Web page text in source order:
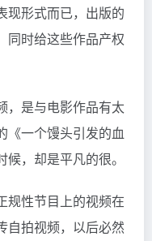
现形式而已，出版的
同时给这些作品产权
，是与电影作品有太
《一个馒头引发的血
，却是平凡的很。
规性节目上的视频在
自拍视频，以后必然